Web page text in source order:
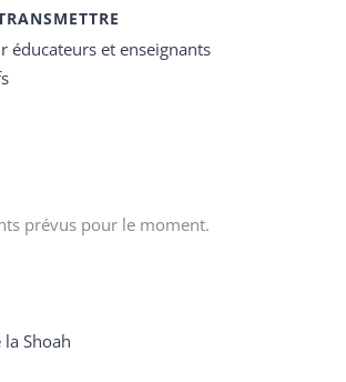
éducateurs et enseignants
prévus pour le moment.
Shoah